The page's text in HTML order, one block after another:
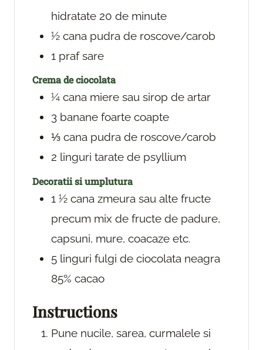
hidratate 20 de minute
½ cana pudra de roscove/carob
1 praf sare
Crema de ciocolata
¼ cana miere sau sirop de artar
3 banane foarte coapte
⅓ cana pudra de roscove/carob
2 linguri tarate de psyllium
Decoratii si umplutura
1 ½ cana zmeura sau alte fructe
precum mix de fructe de padure,
capsuni, mure, coacaze etc.
5 linguri fulgi de ciocolata neagra
85% cacao
Instructions
Pune nucile, sarea, curmalele si